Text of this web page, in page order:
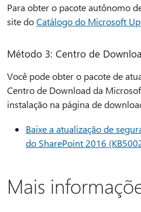
Para obter o pacote autônomo
site doCatálogo do Microsoft
Método 3: Centro de
Você pode obter o pacote de
Centro de Download da
instalação na página de
Baixe a atualização de
do SharePoint 2016
Mais